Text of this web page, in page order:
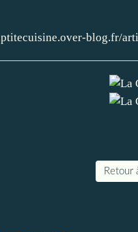
blog.fr/
Retour